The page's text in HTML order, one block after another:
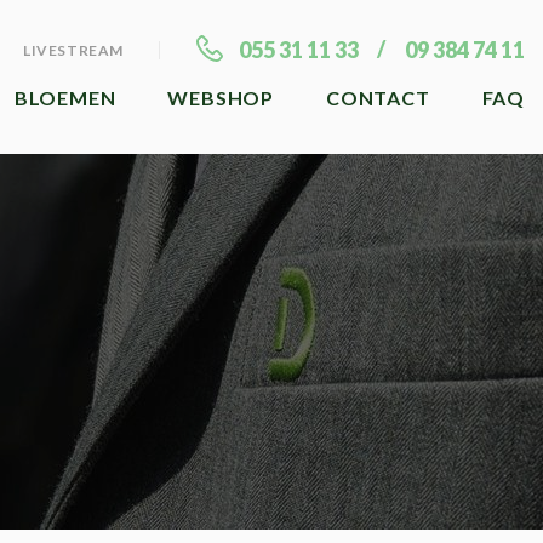
LIVESTREAM 055 31 11 33 09 384 74 11
BLOEMEN WEBSHOP CONTACT FAQ